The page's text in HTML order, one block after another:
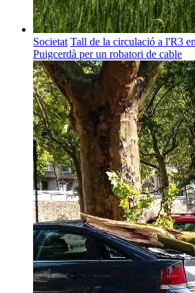
Societat Tall de la circulació a l'R3
Puigcerdà per un robatori de cable